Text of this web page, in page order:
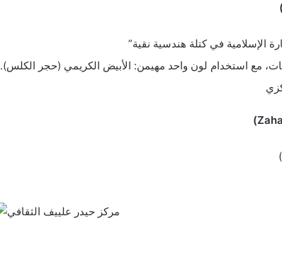
الإسلامية في كتلة هندسية نقية”
مع استخدام لون واحد مهيمن: الأبيض الكريمي (حجر الكلس).
فكرة “السيولة” (Fluidity)